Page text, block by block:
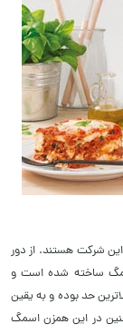
شرکت هستند. از دور
ساخته شده است و
حد بوده و به یقین
در این همزن اسمگ